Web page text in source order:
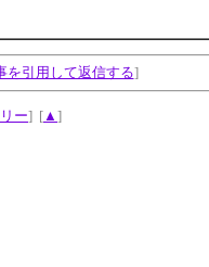
を引用して返信する]
ー] [ ▲ ]